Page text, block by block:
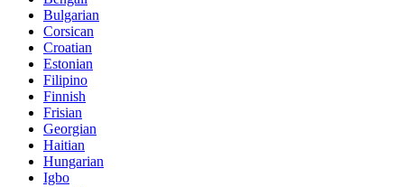
Bulgarian
Corsican
Croatian
Estonian
Filipino
Finnish
Frisian
Georgian
Haitian
Hungarian
Igbo